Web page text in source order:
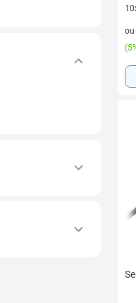
ou
(